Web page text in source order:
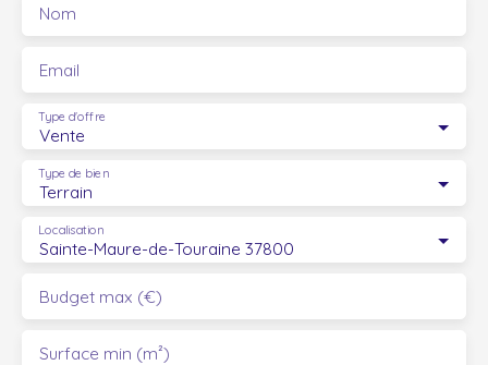
Nom
Email
Vente
Type d'offre
Terrain
Type de bien
Sainte-Maure-de-Touraine 37800
Localisation
Budget max (€)
Surface min (m²)